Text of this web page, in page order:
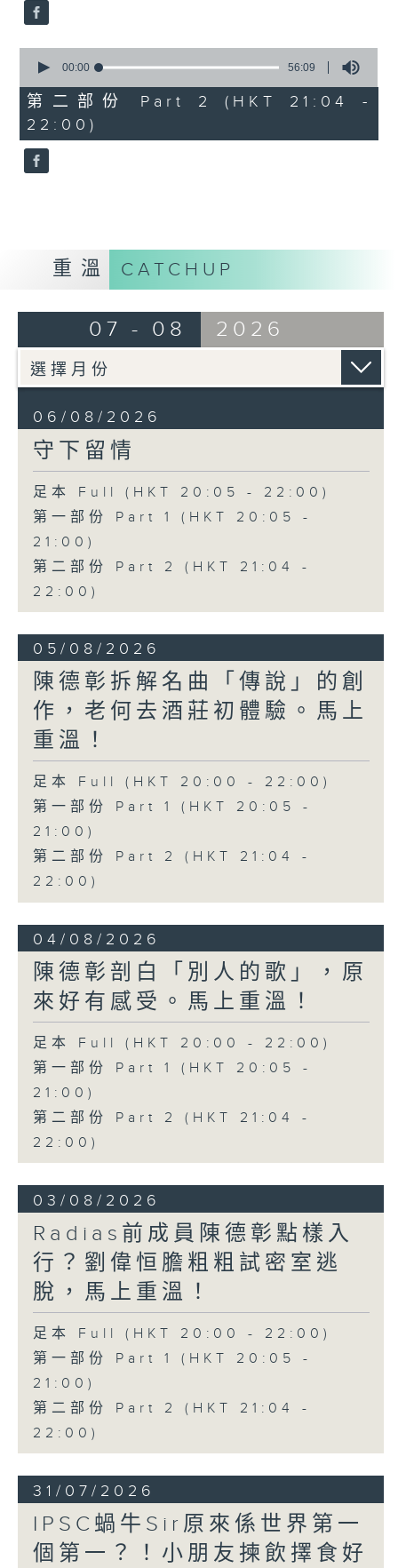
seconds
56
minutes,
9
seconds
00:00 56:09
第二部份 Part 2 (HKT 21:04 -
22:00)
重溫 CATCHUP
07 - 08 2026
06/08/2026
守下留情
足本 Full (HKT 20:05 - 22:00)
第一部份 Part 1 (HKT 20:05 -
21:00)
第二部份 Part 2 (HKT 21:04 -
22:00)
05/08/2026
陳德彰拆解名曲「傳說」的創
作，老何去酒莊初體驗。馬上
重溫！
足本 Full (HKT 20:00 - 22:00)
第一部份 Part 1 (HKT 20:05 -
21:00)
第二部份 Part 2 (HKT 21:04 -
22:00)
04/08/2026
陳德彰剖白「別人的歌」，原
來好有感受。馬上重溫！
足本 Full (HKT 20:00 - 22:00)
第一部份 Part 1 (HKT 20:05 -
21:00)
第二部份 Part 2 (HKT 21:04 -
22:00)
03/08/2026
Radias前成員陳德彰點樣入
行？劉偉恒膽粗粗試密室逃
脫，馬上重溫！
足本 Full (HKT 20:00 - 22:00)
第一部份 Part 1 (HKT 20:05 -
21:00)
第二部份 Part 2 (HKT 21:04 -
22:00)
31/07/2026
IPSC蝸牛Sir原來係世界第一
個第一？！小朋友揀飲擇食好